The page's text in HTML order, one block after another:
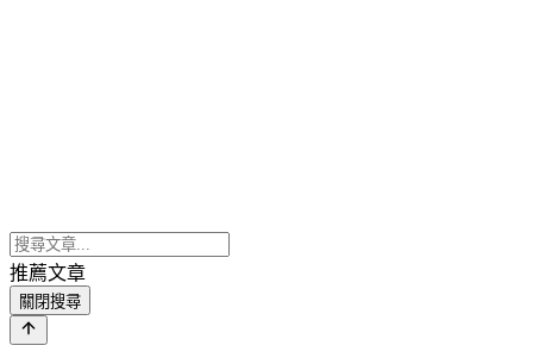
推薦文章
關閉搜尋